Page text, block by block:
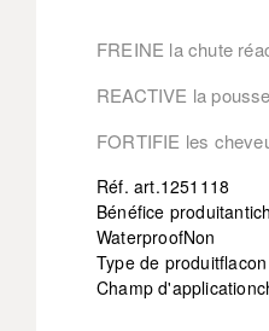
FREINE la chute
REACTIVE la
FORTIFIE les
Réf. art.1251118
Bénéfice produit
WaterproofNon
Type de produitflacon
Champ d'application